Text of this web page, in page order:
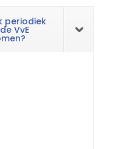
periodiek
VvE